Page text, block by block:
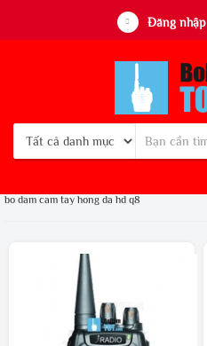
Đăng nhập
bo dam cam tay hong da hd q8